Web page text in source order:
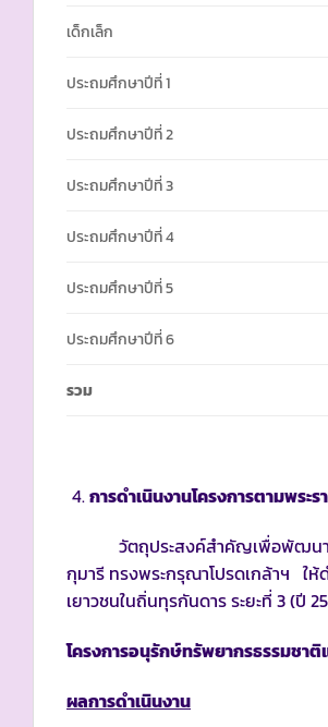
เด็กเล็ก
ประถมศึกษาปีที่ 1
ประถมศึกษาปีที่ 2
ประถมศึกษาปีที่ 3
ประถมศึกษาปีที่ 4
ประถมศึกษาปีที่ 5
ประถมศึกษาปีที่ 6
รวม
การดำเนินงานโครงการตามพระร
วัตถุประสงค์สำคัญเพื่อพัฒนาเด็ก
กุมารี ทรงพระกรุณาโปรดเกล้าฯ ให้
เยาวชนในถิ่นทุรกันดาร ระยะที่ 3 (ปี
โครงการอนุรักษ์ทรัพยากรธรรมชา
ผลการดำเนินงาน